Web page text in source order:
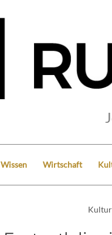
Wissen Wirtschaft
Kultur